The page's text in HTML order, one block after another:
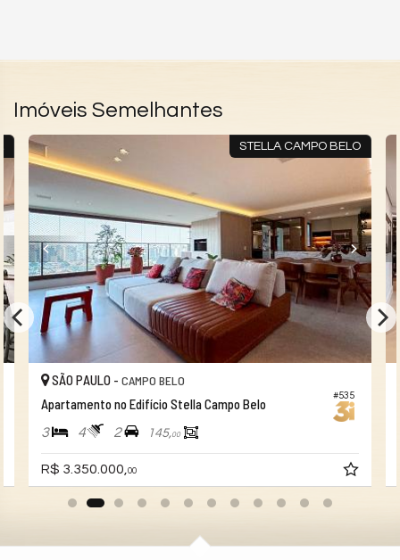
Imóveis Semelhantes
STELLA CAMPO BELO
#535
SÃO PAULO -CAMPO BELO
Apartamento no Edifício Stella Campo Belo
3 4 2 145,00
R$ 3.350.000,00